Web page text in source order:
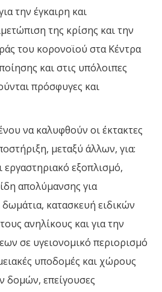
την έγκαιρη και
της κρίσης και την
του κορονοϊού στα Κέντρα
και στις υπόλοιπες
πρόσφυγες και
να καλυφθούν οι έκτακτες
μεταξύ άλλων, για:
εργαστηριακό εξοπλισμό,
απολύμανσης για
κατασκευή ειδικών
ανηλίκους και για την
σε υγειονομικό περιορισμό
υποδομές και χώρους
δομών, επείγουσες